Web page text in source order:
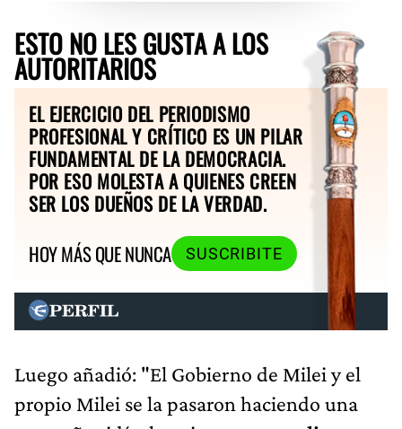
ESTO NO LES GUSTA A LOS
AUTORITARIOS
EL EJERCICIO DEL PERIODISMO
PROFESIONAL Y CRÍTICO ES UN PILAR
FUNDAMENTAL DE LA DEMOCRACIA.
POR ESO MOLESTA A QUIENES CREEN
SER LOS DUEÑOS DE LA VERDAD.
HOY MÁS QUE NUNCA
SUSCRIBITE
Luego añadió: "El Gobierno de Milei y el
propio Milei se la pasaron haciendo una